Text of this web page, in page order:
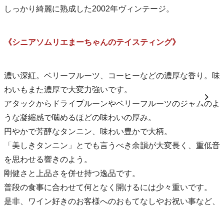
しっかり綺麗に熟成した2002年ヴィンテージ。
《シニアソムリエまーちゃんのテイスティング》
濃い深紅。ベリーフルーツ、コーヒーなどの濃厚な香り。味
わいもまた濃厚で大変力強いです。
アタックからドライプルーンやベリーフルーツのジャムのよ
うな凝縮感で噛めるほどの味わいの厚み。
円やかで芳醇なタンニン、味わい豊かで大柄。
「美しきタンニン」とでも言うべき余韻が大変長く、重低音
を思わせる響きのよう。
剛健さと上品さを併せ持つ逸品です。
普段の食事に合わせて何となく開けるには少々重いです。
是非、ワイン好きのお客様へのおもてなしやお祝い事など、